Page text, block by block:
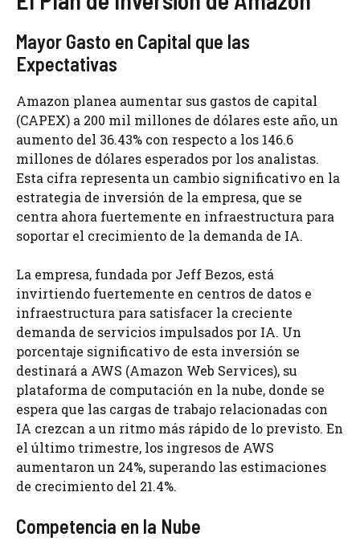
Mayor Gasto en Capital que las
Expectativas
Amazon planea aumentar sus gastos de capital
(CAPEX) a 200 mil millones de dólares este año, un
aumento del 36.43% con respecto a los 146.6
millones de dólares esperados por los analistas.
Esta cifra representa un cambio significativo en la
estrategia de inversión de la empresa, que se
centra ahora fuertemente en infraestructura para
soportar el crecimiento de la demanda de IA.
La empresa, fundada por Jeff Bezos, está
invirtiendo fuertemente en centros de datos e
infraestructura para satisfacer la creciente
demanda de servicios impulsados por IA. Un
porcentaje significativo de esta inversión se
destinará a AWS (Amazon Web Services), su
plataforma de computación en la nube, donde se
espera que las cargas de trabajo relacionadas con
IA crezcan a un ritmo más rápido de lo previsto. En
el último trimestre, los ingresos de AWS
aumentaron un 24%, superando las estimaciones
de crecimiento del 21.4%.
Competencia en la Nube